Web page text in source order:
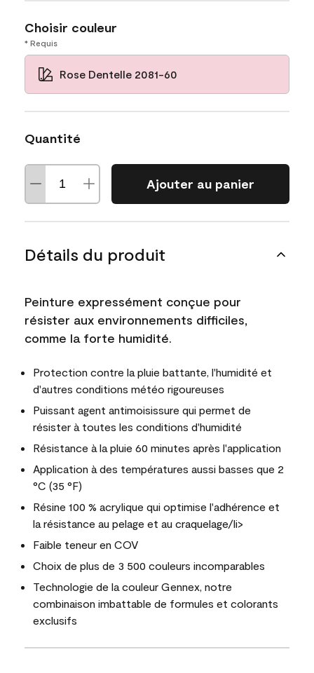
Choisir couleur
* Requis
Rose Dentelle 2081-60
Quantité
Ajouter au panier
Détails du produit
Peinture expressément conçue pour
résister aux environnements difficiles,
comme la forte humidité.
Protection contre la pluie battante, l'humidité et
d'autres conditions météo rigoureuses
Puissant agent antimoisissure qui permet de
résister à toutes les conditions d'humidité
Résistance à la pluie 60 minutes après l'application
Application à des températures aussi basses que 2
°C (35 °F)
Résine 100 % acrylique qui optimise l'adhérence et
la résistance au pelage et au craquelage/li>
Faible teneur en COV
Choix de plus de 3 500 couleurs incomparables
Technologie de la couleur Gennex, notre
combinaison imbattable de formules et colorants
exclusifs